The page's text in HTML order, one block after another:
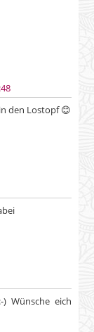
den Lostopf 😊
Wünsche eich